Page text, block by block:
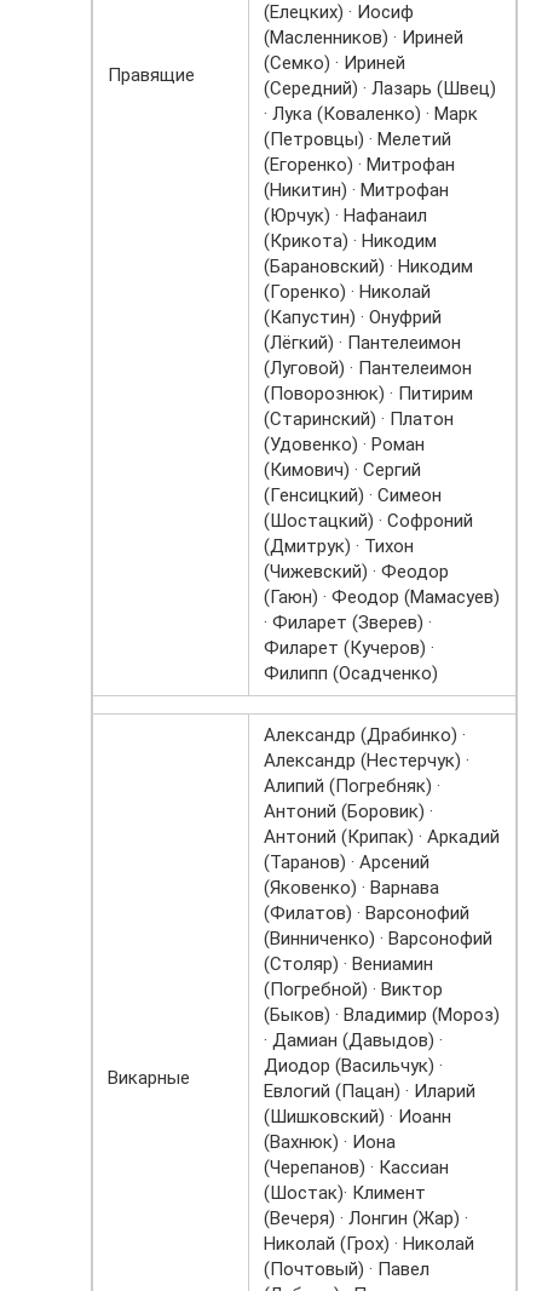
Правящие
(Елецких) · Иосиф
(Масленников) · Ириней
(Семко) · Ириней
(Середний) · Лазарь (Швец)
· Лука (Коваленко) · Марк
(Петровцы) · Мелетий
(Егоренко) · Митрофан
(Никитин) · Митрофан
(Юрчук) · Нафанаил
(Крикота) · Никодим
(Барановский) · Никодим
(Горенко) · Николай
(Капустин) · Онуфрий
(Лёгкий) · Пантелеимон
(Луговой) · Пантелеимон
(Поворознюк) · Питирим
(Старинский) · Платон
(Удовенко) · Роман
(Кимович) · Сергий
(Генсицкий) · Симеон
(Шостацкий) · Софроний
(Дмитрук) · Тихон
(Чижевский) · Феодор
(Гаюн) · Феодор (Мамасуев)
· Филарет (Зверев) ·
Филарет (Кучеров) ·
Филипп (Осадченко)
Викарные
Александр (Драбинко) ·
Александр (Нестерчук) ·
Алипий (Погребняк) ·
Антоний (Боровик) ·
Антоний (Крипак) · Аркадий
(Таранов) · Арсений
(Яковенко) · Варнава
(Филатов) · Варсонофий
(Винниченко) · Варсонофий
(Столяр) · Вениамин
(Погребной) · Виктор
(Быков) · Владимир (Мороз)
· Дамиан (Давыдов) ·
Диодор (Васильчук) ·
Евлогий (Пацан) · Иларий
(Шишковский) · Иоанн
(Вахнюк) · Иона
(Черепанов) · Кассиан
(Шостак)· Климент
(Вечеря) · Лонгин (Жар) ·
Николай (Грох) · Николай
(Почтовый) · Павел